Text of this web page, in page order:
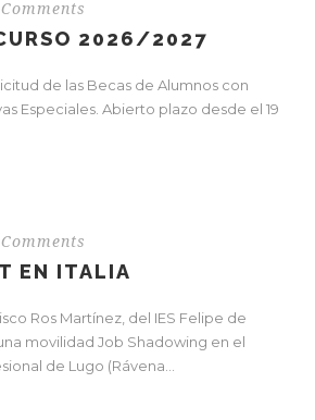
2026/2027
de las Becas de Alumnos con
Especiales. Abierto plazo desde el 19
EN ITALIA
Ros Martínez, del IES Felipe de
movilidad Job Shadowing en el
de Lugo (Rávena...